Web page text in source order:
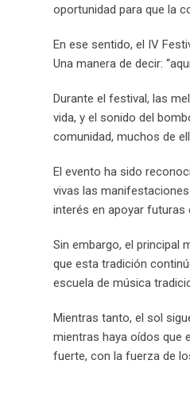
oportunidad para que la
En ese sentido, el IV
Una manera de decir:
Durante el festival, las
vida, y el sonido del
comunidad, muchos de
El evento ha sido
vivas las
interés en apoyar
Sin embargo, el principal
que esta tradición
escuela de música
Mientras tanto, el sol
mientras haya oídos que
fuerte, con la fuerza de